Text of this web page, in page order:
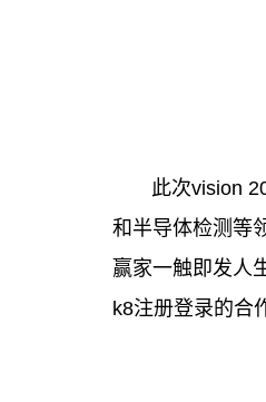
此次vision
和半导体检测等
赢家一触即发人
k8注册登录的合